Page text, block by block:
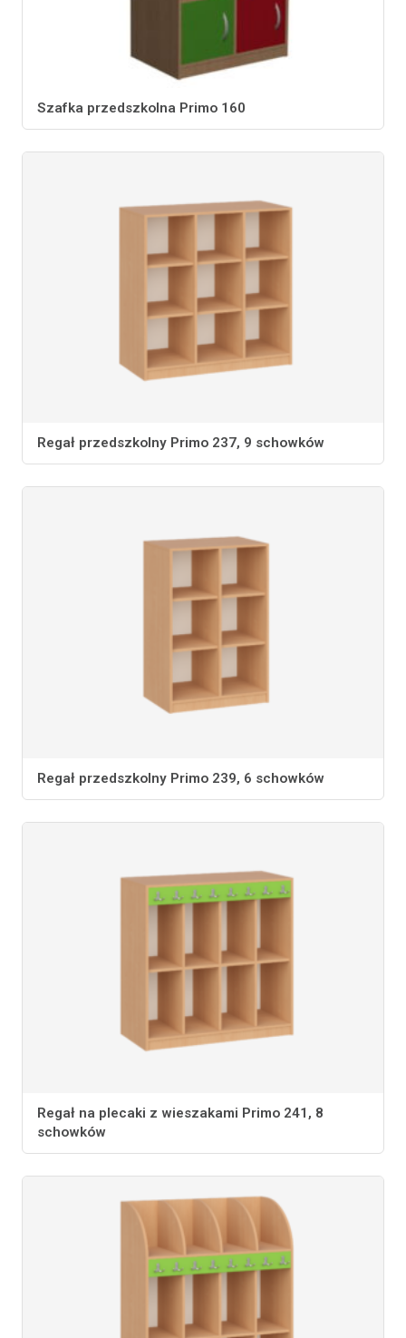
Szafka przedszkolna Primo 160
Regał przedszkolny Primo 237, 9 schowków
Regał przedszkolny Primo 239, 6 schowków
Regał na plecaki z wieszakami Primo 241, 8
schowków